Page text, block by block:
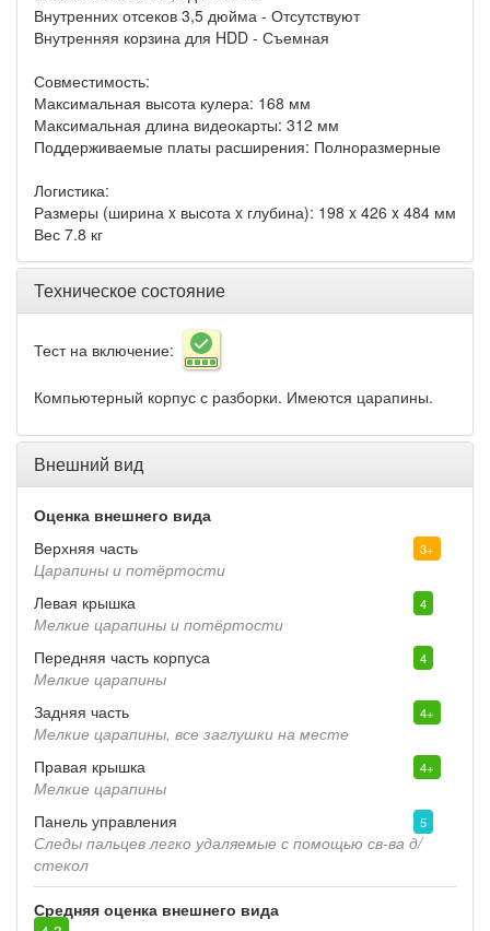
Внутренних отсеков 3,5 дюйма - Отсутствуют
Внутренняя корзина для HDD - Съемная
Совместимость:
Максимальная высота кулера: 168 мм
Максимальная длина видеокарты: 312 мм
Поддерживаемые платы расширения: Полноразмерные
Логистика:
Размеры (ширина x высота x глубина): 198 x 426 x 484 мм
Вес 7.8 кг
Техническое состояние
Тест на включение:
Компьютерный корпус с разборки. Имеются царапины.
Внешний вид
Оценка внешнего вида
Верхняя часть
3+
Царапины и потёртости
Левая крышка
4
Мелкие царапины и потёртости
Передняя часть корпуса
4
Мелкие царапины
Задняя часть
4+
Мелкие царапины, все заглушки на месте
Правая крышка
4+
Мелкие царапины
Панель управления
5
Следы пальцев легко удаляемые с помощью св-ва д/
стекол
Средняя оценка внешнего вида